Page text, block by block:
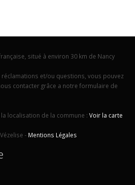
situé à environ 30 km de Nancy
et/ou questions, vous pouvez
contacter grâce a notre formulaire de
localisation de la commune : Voir la carte
- Mentions Légales